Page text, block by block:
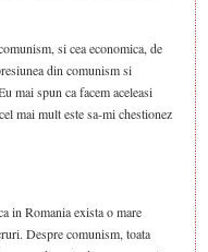
si cea economica, de
din comunism si
mai spun ca facem aceleasi
mai mult este sa-mi chestionez
in Romania exista o mare
Despre comunism, toata